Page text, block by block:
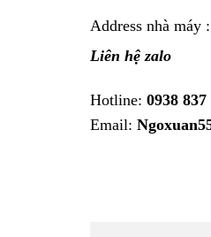
Address nhà máy
Liên hệ zalo
Hotline: 0938 837
Email: